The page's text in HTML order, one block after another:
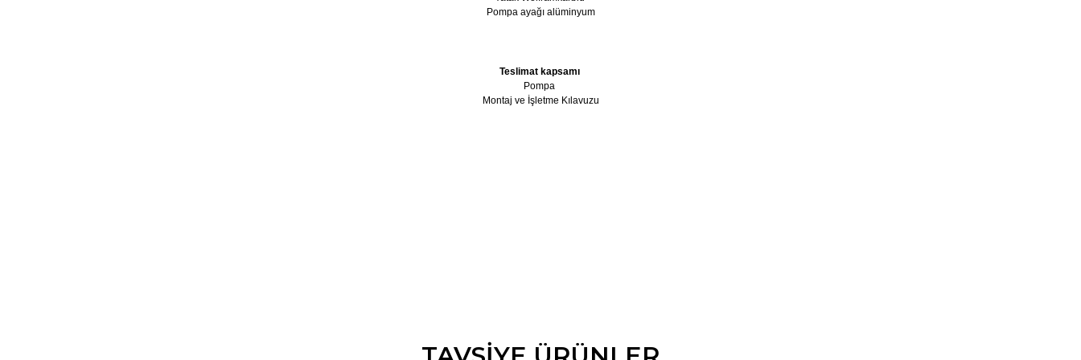
Pompa ayağı alüminyum
Teslimat kapsamı
Pompa
Montaj ve İşletme Kılavuzu
Bu ürünün fiyat bilgisi, resim, ürün açıklamalarında ve diğer konularda yetersiz gördüğünüz noktaları öneri formunu kullanarak tarafımıza iletebilirsiniz.